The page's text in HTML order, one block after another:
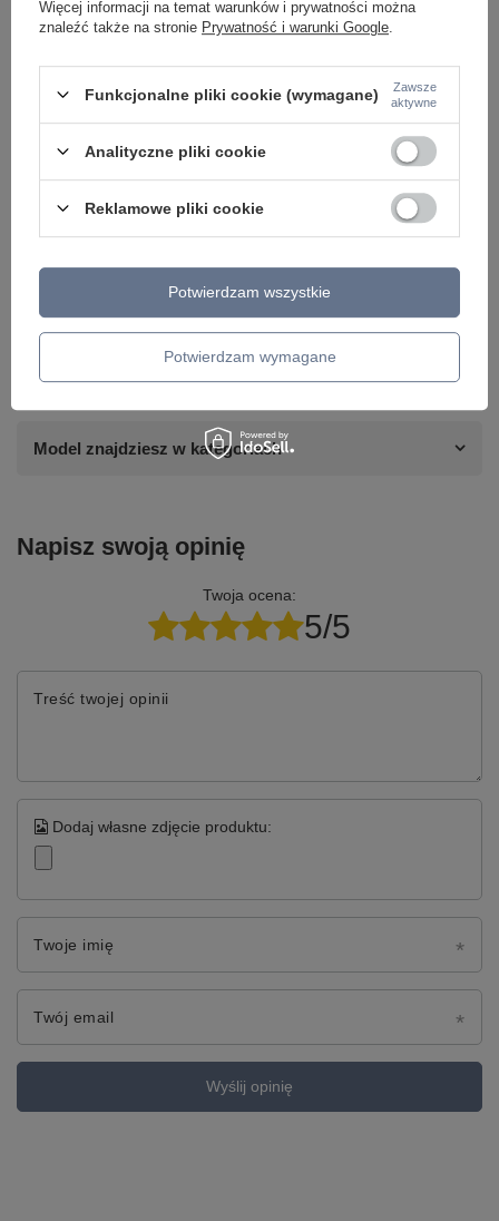
Potrzebujesz pomocy? Masz pytania lub
chcesz lepszą cenę?
Napisz do nas - doradzimy, odpowiemy
szybko i przygotujemy indywidualną ofertę
dopasowaną do Ciebie..
Napisz do nas
Model znajdziesz w kategoriach
Napisz swoją opinię
Twoja ocena:
5/5
Treść twojej opinii
Dodaj własne zdjęcie produktu:
Twoje imię
Twój email
Wyślij opinię
Więcej informacji na temat warunków i prywatności można
znaleźć także na stronie Prywatność i warunki Google
Funkcjonalne pliki cookie (wymagane)
Zawsze
aktywne
Analityczne pliki cookie
Reklamowe pliki cookie
Potwierdzam wymagane
Potwierdzam wszystkie